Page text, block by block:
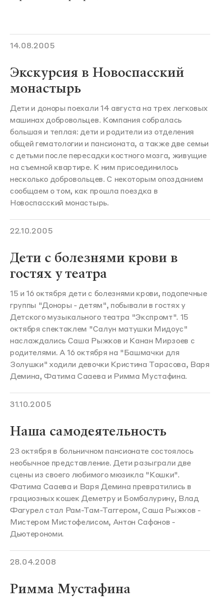
14.08.2005
Экскурсия в Новоспасский
монастырь
Дети и доноры поехали 14 августа на трех легковых
машинах добровольцев. Компания собралась
большая и теплая: дети и родители из отделения
общей гематологии и пансионата, а также две семьи
с детьми после пересадки костного мозга, живущие
на съемной квартире. К ним присоединилось
несколько добровольцев. С некоторым опозданием
сообщаем о том, как прошла поездка в
Новоспасский монастырь.
22.10.2005
Дети с болезнями крови в
гостях у театра
15 и 16 октября дети с болезнями крови, подопечные
группы "Доноры - детям", побывали в гостях у
Детского музыкального театра "Экспромт". 15
октября спектаклем "Салун матушки Мидоус"
наслаждались Саша Рыжков и Канан Мирзоев с
родителями. А 16 октября на "Башмачки для
Золушки" ходили девочки Кристина Тарасова, Варя
Демина, Фатима Сааева и Римма Мустафина.
31.10.2005
Наша самодеятельность
23 октября в больничном пансионате состоялось
необычное представление. Дети разыграли две
сцены из своего любимого мюзикла "Кошки".
Фатима Сааева и Варя Демина превратились в
грациозных кошек Деметру и Бомбалурину, Влад
Фагурел стал Рам-Там-Таггером, Саша Рыжков -
Мистером Мистофелисом, Антон Сафонов -
Дьютерономи.
28.04.2008
Римма Мустафина